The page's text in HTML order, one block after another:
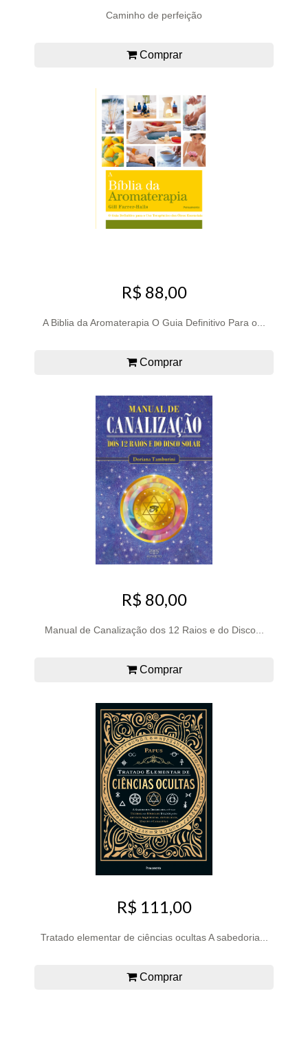
Caminho de perfeição
Comprar
R$ 88,00
A Biblia da Aromaterapia O Guia Definitivo Para o...
Comprar
R$ 80,00
Manual de Canalização dos 12 Raios e do Disco...
Comprar
R$ 111,00
Tratado elementar de ciências ocultas A sabedoria...
Comprar